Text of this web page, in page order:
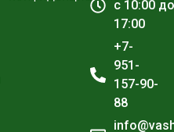
с 10:00 до
17:00
+7-
951-
157-90-
88